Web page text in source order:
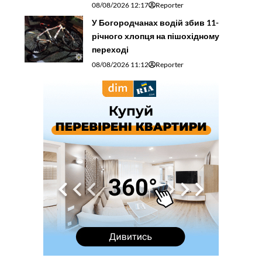
08/08/2026 12:17 Reporter
У Богородчанах водій збив 11-
річного хлопця на пішохідному
переході
08/08/2026 11:12 Reporter